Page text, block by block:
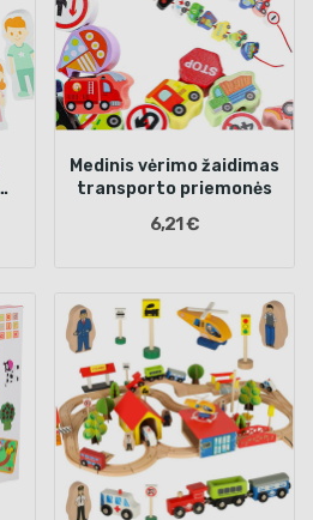
Medinis vėrimo žaidimas
transporto priemonės
6,21 €